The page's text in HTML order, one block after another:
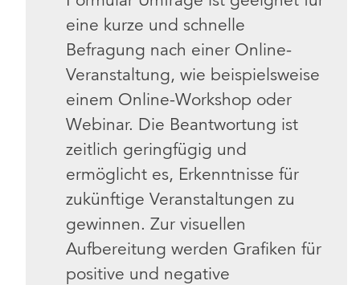
eine kurze und schnelle
Befragung nach einer Online-
Veranstaltung, wie beispielsweise
einem Online-Workshop oder
Webinar. Die Beantwortung ist
zeitlich geringfügig und
ermöglicht es, Erkenntnisse für
zukünftige Veranstaltungen zu
gewinnen. Zur visuellen
Aufbereitung werden Grafiken für
positive und negative